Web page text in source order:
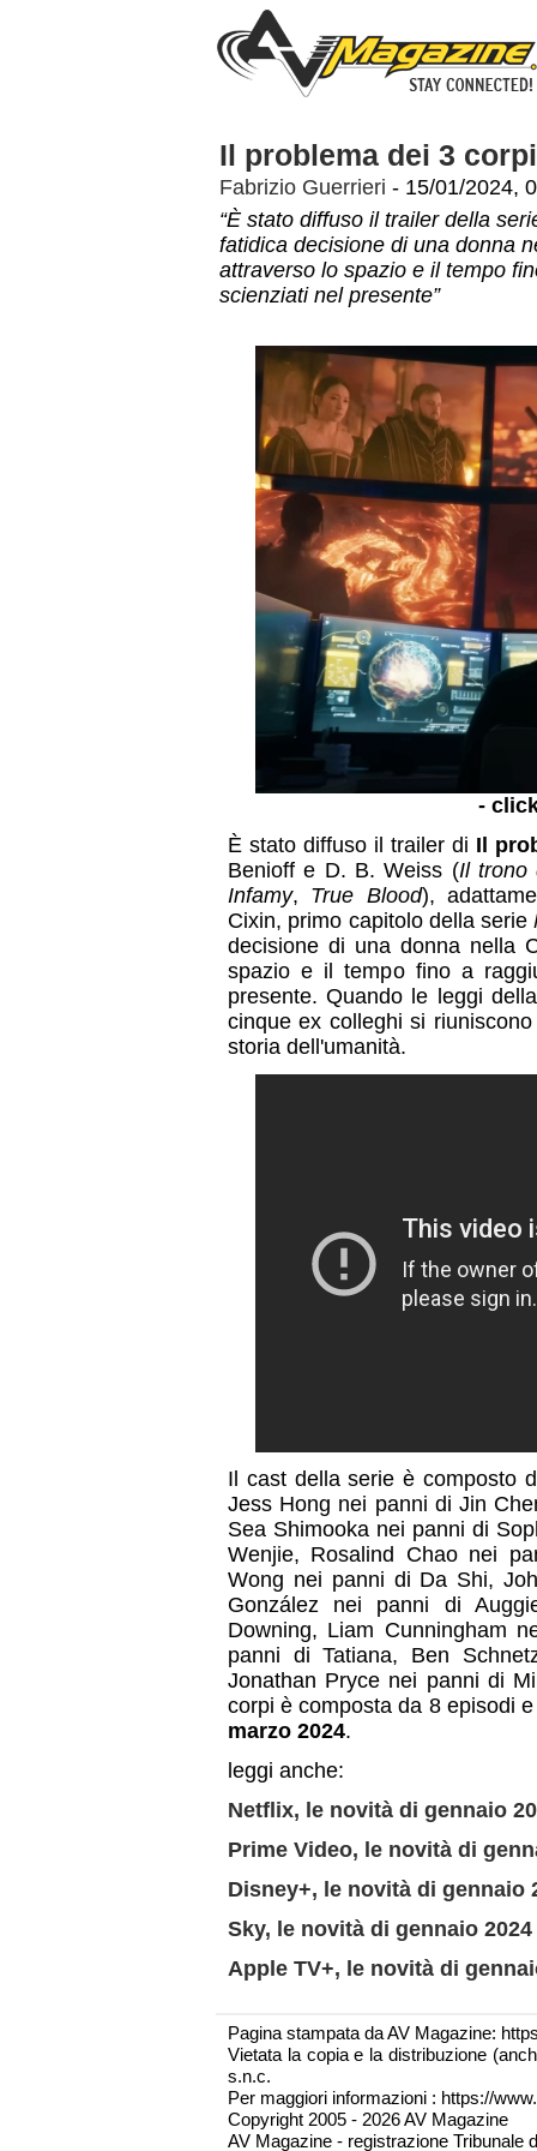
Il problema dei 3
Fabrizio Guerrieri - 15/01/2024,
“È stato diffuso il trailer della
fatidica decisione di una donna
attraverso lo spazio e il tempo
scienziati nel presente”
-
È stato diffuso il trailer di Il
Benioff e D. B. Weiss (Il trono
Infamy, True Blood),
Cixin, primo capitolo della serie
decisione di una donna nella
spazio e il tempo fino a
presente. Quando le leggi
cinque ex colleghi si
storia dell'umanità.
Il cast della serie è composto
Jess Hong nei panni di Jin
Sea Shimooka nei panni di
Wenjie, Rosalind Chao nei
Wong nei panni di Da Shi,
González nei panni di
Downing, Liam Cunningham
panni di Tatiana, Ben
Jonathan Pryce nei panni di
corpi è composta da 8 episodi
marzo 2024.
leggi anche:
Netflix, le novità di gennaio
Prime Video, le novità di
Disney+, le novità di gennaio
Sky, le novità di gennaio 2024
Apple TV+, le novità di
Pagina stampata da AV Magazine:
Vietata la copia e la distribuzione
s.n.c.
Per maggiori informazioni : https://
Copyright 2005 - 2026 AV Magazine
AV Magazine - registrazione Tribunale